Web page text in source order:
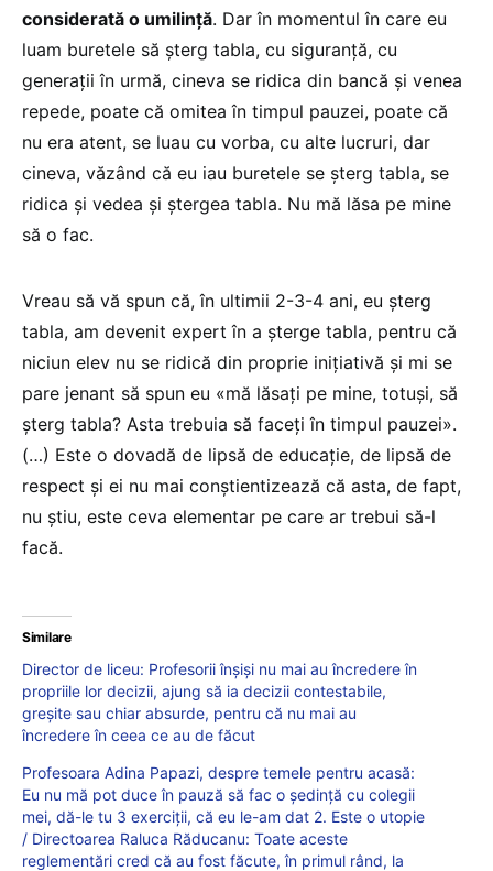
considerată o umilință. Dar în momentul în care eu
luam buretele să șterg tabla, cu siguranță, cu
generații în urmă, cineva se ridica din bancă și venea
repede, poate că omitea în timpul pauzei, poate că
nu era atent, se luau cu vorba, cu alte lucruri, dar
cineva, văzând că eu iau buretele se șterg tabla, se
ridica și vedea și ștergea tabla. Nu mă lăsa pe mine
să o fac.
Vreau să vă spun că, în ultimii 2-3-4 ani, eu șterg
tabla, am devenit expert în a șterge tabla, pentru că
niciun elev nu se ridică din proprie inițiativă și mi se
pare jenant să spun eu «mă lăsați pe mine, totuși, să
șterg tabla? Asta trebuia să faceți în timpul pauzei».
(…) Este o dovadă de lipsă de educație, de lipsă de
respect și ei nu mai conștientizează că asta, de fapt,
nu știu, este ceva elementar pe care ar trebui să-l
facă.
Similare
Director de liceu: Profesorii înșiși nu mai au încredere în
propriile lor decizii, ajung să ia decizii contestabile,
greșite sau chiar absurde, pentru că nu mai au
încredere în ceea ce au de făcut
Profesoara Adina Papazi, despre temele pentru acasă:
Eu nu mă pot duce în pauză să fac o ședință cu colegii
mei, dă-le tu 3 exerciții, că eu le-am dat 2. Este o utopie
/ Directoarea Raluca Răducanu: Toate aceste
reglementări cred că au fost făcute, în primul rând, la